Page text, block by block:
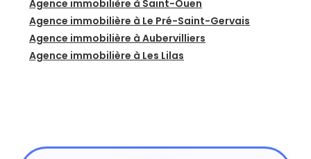
Agence immobilière à Saint-Ouen
Agence immobilière à Le Pré-Saint-Gervais
Agence immobilière à Aubervilliers
Agence immobilière à Les Lilas